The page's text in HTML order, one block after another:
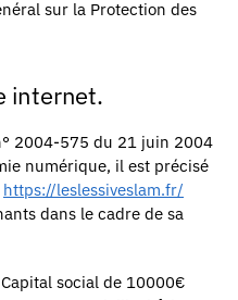
sur la Protection des
internet.
2004-575 du 21 juin 2004
numérique, il est précisé
https://leslessiveslam.fr/
dans le cadre de sa
Capital social de 10000€